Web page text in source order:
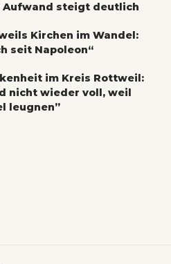
Aufwand steigt deutlich
Kirchen im Wandel:
seit Napoleon“
im Kreis Rottweil:
nicht wieder voll, weil
leugnen”